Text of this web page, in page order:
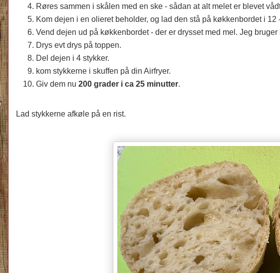
Røres sammen i skålen med en ske - sådan at alt melet er blevet
Kom dejen i en olieret beholder, og lad den stå på køkkenbordet i 12
Vend dejen ud på køkkenbordet - der er drysset med mel. Jeg bruger
Drys evt drys på toppen.
Del dejen i 4 stykker.
kom stykkerne i skuffen på din Airfryer.
Giv dem nu 200 grader i ca 25 minutter.
Lad stykkerne afkøle på en rist.